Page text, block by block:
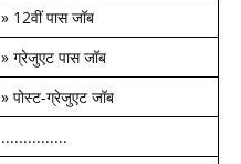
» 12वीं पास जॉब
» ग्रेजुएट पास जॉब
» पोस्ट-ग्रेजुएट जॉब
...............